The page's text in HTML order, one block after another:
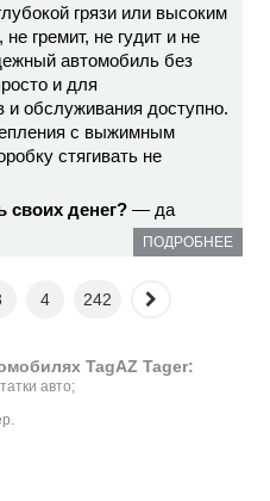
грязи или высоким
гремит, не гудит и не
автомобиль без
и для
и обслуживания доступно.
с выжимным
стягивать не
своих денег? — да
ПОДРОБНЕЕ
4 242
TagAZ Tager:
авто;